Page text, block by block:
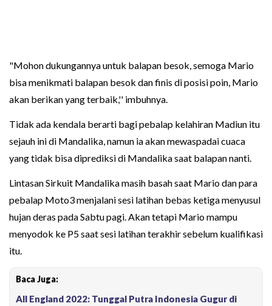
"Mohon dukungannya untuk balapan besok, semoga Mario
bisa menikmati balapan besok dan finis di posisi poin, Mario
akan berikan yang terbaik,'' imbuhnya.
Tidak ada kendala berarti bagi pebalap kelahiran Madiun itu
sejauh ini di Mandalika, namun ia akan mewaspadai cuaca
yang tidak bisa diprediksi di Mandalika saat balapan nanti.
Lintasan Sirkuit Mandalika masih basah saat Mario dan para
pebalap Moto3 menjalani sesi latihan bebas ketiga menyusul
hujan deras pada Sabtu pagi. Akan tetapi Mario mampu
menyodok ke P5 saat sesi latihan terakhir sebelum kualifikasi
itu.
Baca Juga:
All England 2022: Tunggal Putra Indonesia Gugur di